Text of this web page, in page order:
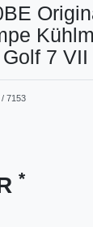
7
7153
*